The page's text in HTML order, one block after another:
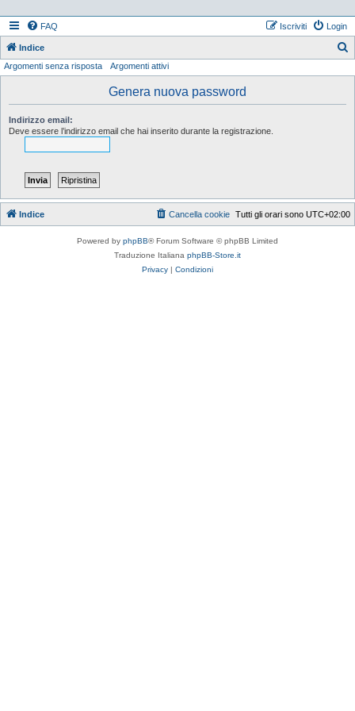
FAQ Login
Iscriviti
Indice
Argomenti senza risposta Argomenti attivi
Genera nuova password
Indirizzo email:
Deve essere l’indirizzo email che hai inserito durante la registrazione.
Indice Tutti gli orari sono UTC+02:00
Cancella cookie
Powered by phpBB® Forum Software © phpBB Limited
Traduzione Italiana phpBB-Store.it
Privacy | Condizioni